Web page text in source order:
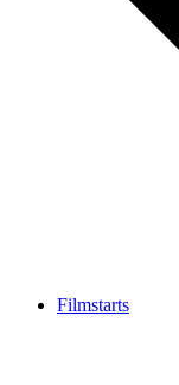
Filmstarts